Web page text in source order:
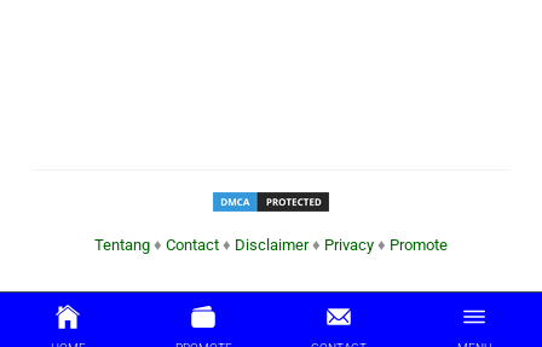
Tentang ♦ Contact ♦ Disclaimer♦ Privacy ♦ Promote